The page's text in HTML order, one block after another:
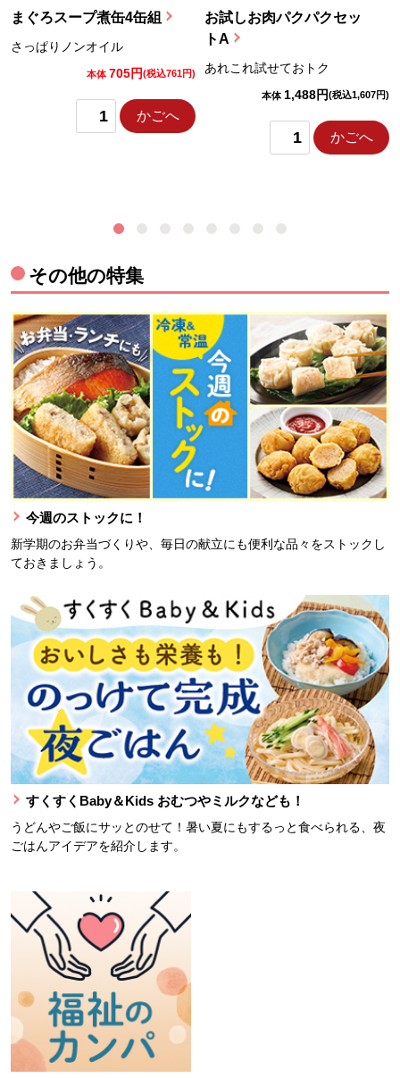
まぐろスープ煮缶4缶組
さっぱりノンオイル
本体 705円(税込761円)
かごへ
お試しお肉パクパクセッ
トA
あれこれ試せておトク
本体 1,488円(税込1,607円)
かごへ
その他の特集
今週のストックに！
新学期のお弁当づくりや、毎日の献立にも便利な品々をストックし
ておきましょう。
すくすくBaby＆Kids おむつやミルクなども！
うどんやご飯にサッとのせて！暑い夏にもするっと食べられる、夜
ごはんアイデアを紹介します。